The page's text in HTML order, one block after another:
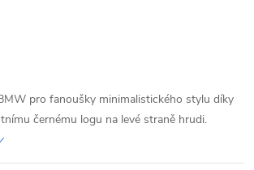
pro fanoušky minimalistického stylu díky
černému logu na levé straně hrudi.